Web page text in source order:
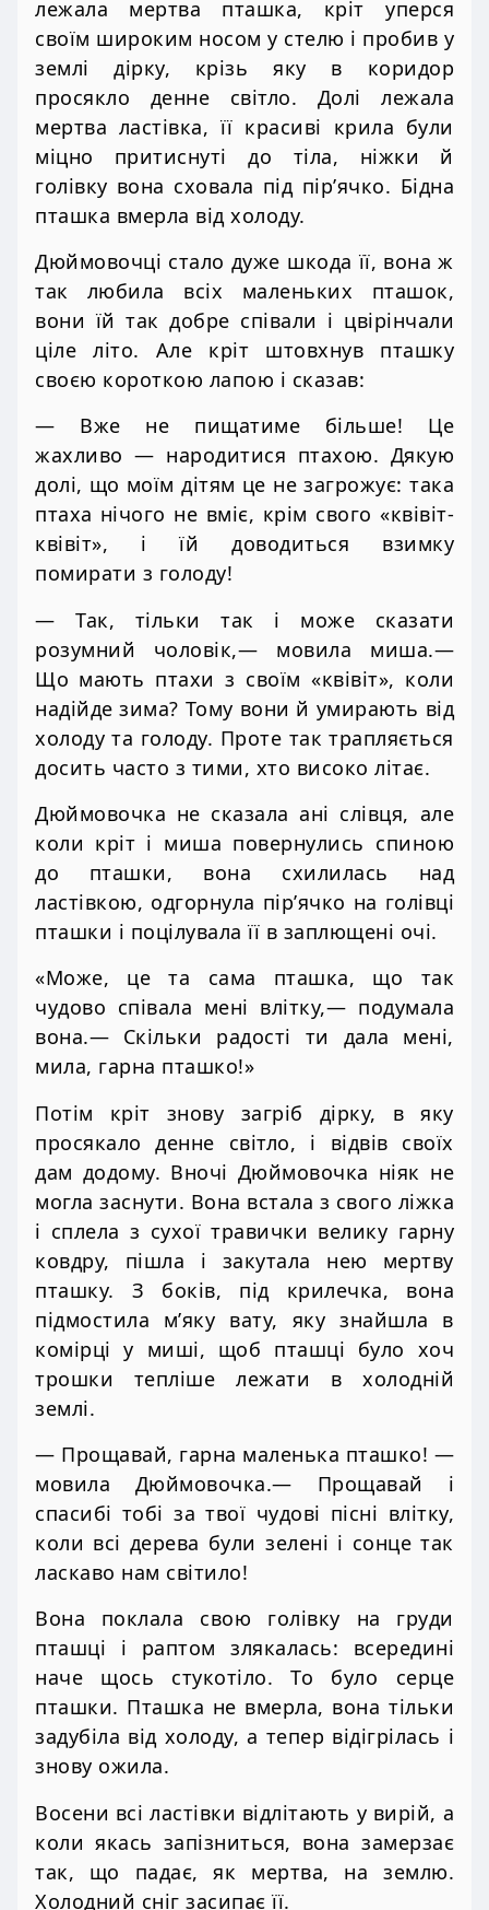
лежала мертва пташка, кріт уперся
своїм широким носом у стелю і пробив у
землі дірку, крізь яку в коридор
просякло денне світло. Долі лежала
мертва ластівка, її красиві крила були
міцно притиснуті до тіла, ніжки й
голівку вона сховала під пір’ячко. Бідна
пташка вмерла від холоду.
Дюймовочці стало дуже шкода її, вона ж
так любила всіх маленьких пташок,
вони їй так добре співали і цвірінчали
ціле літо. Але кріт штовхнув пташку
своєю короткою лапою і сказав:
— Вже не пищатиме більше! Це
жахливо — народитися птахою. Дякую
долі, що моїм дітям це не загрожує: така
птаха нічого не вміє, крім свого «квівіт-
квівіт», і їй доводиться взимку
помирати з голоду!
— Так, тільки так і може сказати
розумний чоловік,— мовила миша.—
Що мають птахи з своїм «квівіт», коли
надійде зима? Тому вони й умирають від
холоду та голоду. Проте так трапляється
досить часто з тими, хто високо літає.
Дюймовочка не сказала ані слівця, але
коли кріт і миша повернулись спиною
до пташки, вона схилилась над
ластівкою, одгорнула пір’ячко на голівці
пташки і поцілувала її в заплющені очі.
«Може, це та сама пташка, що так
чудово співала мені влітку,— подумала
вона.— Скільки радості ти дала мені,
мила, гарна пташко!»
Потім кріт знову загріб дірку, в яку
просякало денне світло, і відвів своїх
дам додому. Вночі Дюймовочка ніяк не
могла заснути. Вона встала з свого ліжка
і сплела з сухої травички велику гарну
ковдру, пішла і закутала нею мертву
пташку. З боків, під крилечка, вона
підмостила м’яку вату, яку знайшла в
комірці у миші, щоб пташці було хоч
трошки тепліше лежати в холодній
землі.
— Прощавай, гарна маленька пташко! —
мовила Дюймовочка.— Прощавай і
спасибі тобі за твої чудові пісні влітку,
коли всі дерева були зелені і сонце так
ласкаво нам світило!
Вона поклала свою голівку на груди
пташці і раптом злякалась: всередині
наче щось стукотіло. То було серце
пташки. Пташка не вмерла, вона тільки
задубіла від холоду, а тепер відігрілась і
знову ожила.
Восени всі ластівки відлітають у вирій, а
коли якась запізниться, вона замерзає
так, що падає, як мертва, на землю.
Холодний сніг засипає її.